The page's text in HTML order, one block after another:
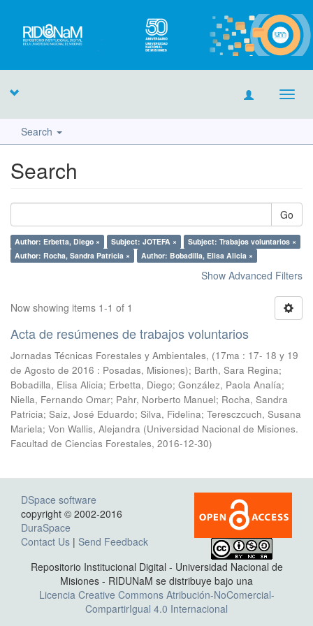
Search
Search
Go
Author: Erbetta, Diego × Subject: JOTEFA ×
Subject: Trabajos voluntarios ×
Author: Rocha, Sandra Patricia ×
Author: Bobadilla, Elisa Alicia ×
Show Advanced Filters
Now showing items 1-1 of 1
Acta de resúmenes de trabajos voluntarios
Jornadas Técnicas Forestales y Ambientales, (17ma : 17- 18 y 19
de Agosto de 2016 : Posadas, Misiones); Barth, Sara Regina;
Bobadilla, Elisa Alicia; Erbetta, Diego; González, Paola Analía;
Niella, Fernando Omar; Pahr, Norberto Manuel; Rocha, Sandra
Patricia; Saiz, José Eduardo; Silva, Fidelina; Teresczcuch, Susana
Mariela; Von Wallis, Alejandra (Universidad Nacional de Misiones.
Facultad de Ciencias Forestales, 2016-12-30)
DSpace software
copyright © 2002-2016
DuraSpace
Contact Us | Send Feedback
Repositorio Institucional Digital - Universidad Nacional de
Misiones - RIDUNaM se distribuye bajo una
Licencia Creative Commons Atribución-NoComercial-
CompartirIgual 4.0 Internacional